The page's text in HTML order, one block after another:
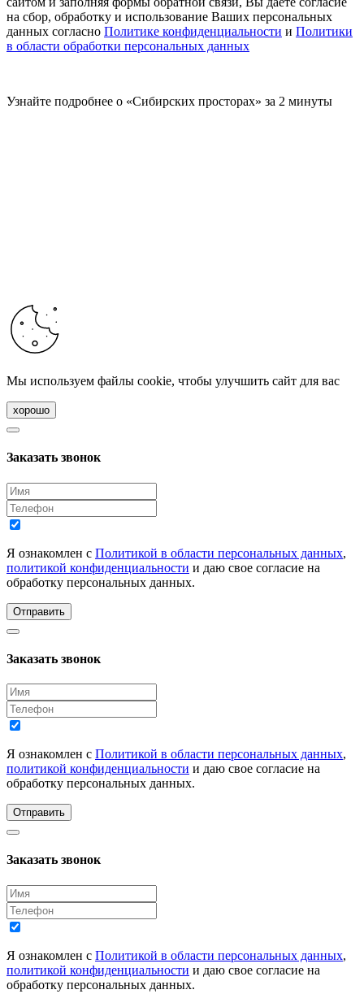
на сбор, обработку и использование Ваших персональных
данных согласно Политике конфиденциальности и Политики
в области обработки персональных данных
Узнайте подробнее о «Сибирских просторах» за 2 минуты
Мы используем файлы cookie, чтобы улучшить сайт для вас
хорошо
Заказать звонок
Я ознакомлен с Политикой в области персональных данных,
политикой конфиденциальности и даю свое согласие на
обработку персональных данных.
Отправить
Заказать звонок
Я ознакомлен с Политикой в области персональных данных,
политикой конфиденциальности и даю свое согласие на
обработку персональных данных.
Отправить
Заказать звонок
Я ознакомлен с Политикой в области персональных данных,
политикой конфиденциальности и даю свое согласие на
обработку персональных данных.